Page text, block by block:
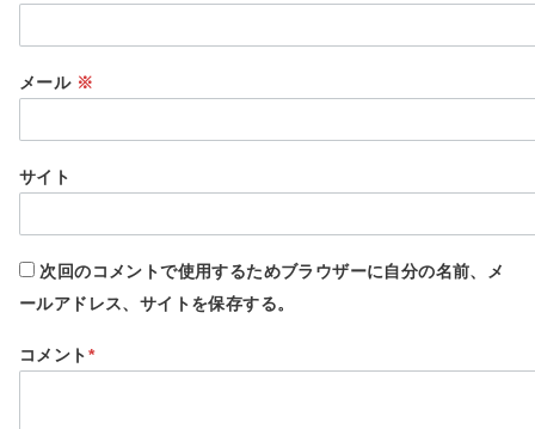
メール ※
サイト
次回のコメントで使用するためブラウザーに自分の名前、メ
ールアドレス、サイトを保存する。
コメント*